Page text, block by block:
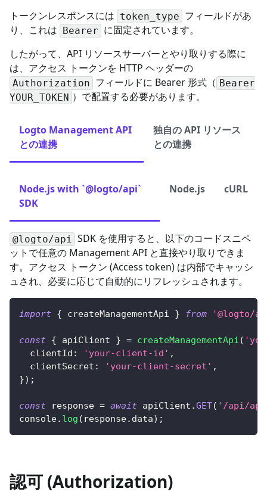
トークンレスポンスには token_type フィールドがあ
り、これは Bearer に固定されています。
したがって、API リソースサーバーとやり取りする際に
は、アクセス トークンを HTTP ヘッダーの
Authorization フィールドに Bearer 形式（ Bearer
YOUR_TOKEN ）で配置する必要があります。
Logto Management API
との連携
独自の API リソース
との連携
Node.js with `@logto/api`
SDK
Node.js cURL
@logto/api
SDK を使用すると、以下のコードスニペ
ットで任意の Management API と直接やり取りできま
す。アクセス トークン (Access token) は内部でキャッシ
ュされ、必要に応じて自動的にリフレッシュされます。
import { createManagementApi } from '@logto/
const { apiClient } = createManagementApi (
clientId : 'your-client-id' ,
clientSecret : 'your-client-secret' ,
}) ;
const response = await apiClient .GET( '/api/
console. log ( response. data) ;
認可 (Authorization)